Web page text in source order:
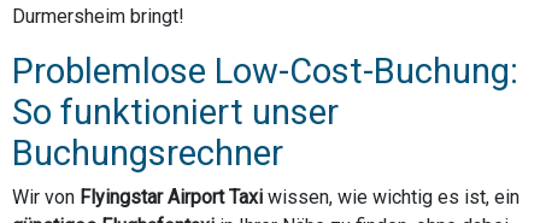
Durmersheim bringt!
Problemlose Low-Cost-Buchung:
So funktioniert unser
Buchungsrechner
Wir von Flyingstar Airport Taxi wissen, wie wichtig es ist, ein